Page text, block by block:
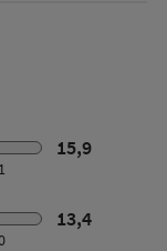
15,9
13,4